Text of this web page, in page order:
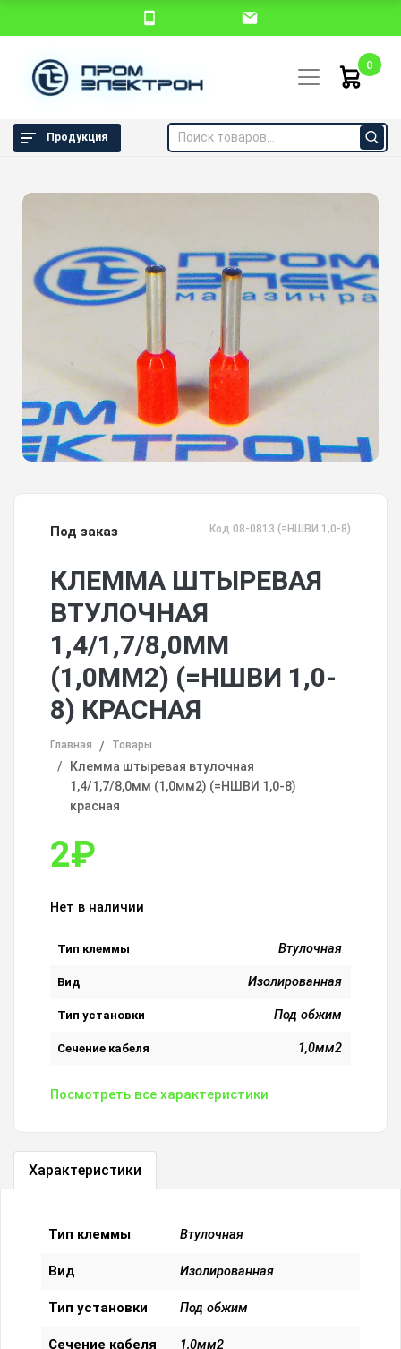
0
Продукция
Под заказ Код 08-0813 (=НШВИ 1,0-8)
КЛЕММА ШТЫРЕВАЯ
ВТУЛОЧНАЯ
1,4/1,7/8,0ММ
(1,0ММ2) (=НШВИ 1,0-
8) КРАСНАЯ
Главная Товары
Клемма штыревая втулочная
1,4/1,7/8,0мм (1,0мм2) (=НШВИ 1,0-8)
красная
2₽
Нет в наличии
Тип клеммы Втулочная
Вид Изолированная
Тип установки Под обжим
Сечение кабеля 1,0мм2
Посмотреть все характеристики
Характеристики
Тип клеммы Втулочная
Вид Изолированная
Тип установки Под обжим
Сечение кабеля 1,0мм2